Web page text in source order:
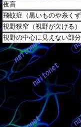
夜盲
飛蚊症（黒いものや糸く
視野狭窄（視野が欠ける）
視野の中心に見えない部